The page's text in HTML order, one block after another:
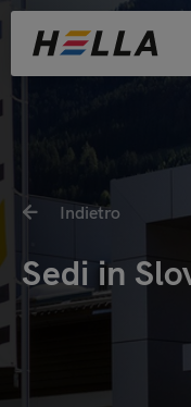
Indietro
Sedi in